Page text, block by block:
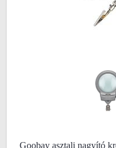
Goobay asztali nagyító